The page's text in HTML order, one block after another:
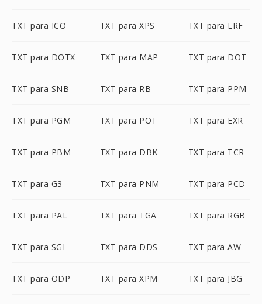
TXT para ICO TXT para XPS TXT para LRF
TXT para DOTX TXT para MAP TXT para DOT
TXT para SNB TXT para RB TXT para PPM
TXT para PGM TXT para POT TXT para EXR
TXT para PBM TXT para DBK TXT para TCR
TXT para G3 TXT para PNM TXT para PCD
TXT para PAL TXT para TGA TXT para RGB
TXT para SGI TXT para DDS TXT para AW
TXT para ODP TXT para XPM TXT para JBG